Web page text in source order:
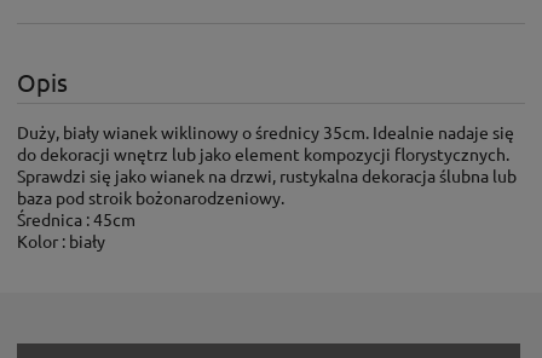
Opis
Duży, biały wianek wiklinowy o średnicy 35cm. Idealnie nadaje się
do dekoracji wnętrz lub jako element kompozycji florystycznych.
Sprawdzi się jako wianek na drzwi, rustykalna dekoracja ślubna lub
baza pod stroik bożonarodzeniowy.
Średnica : 45cm
Kolor : biały